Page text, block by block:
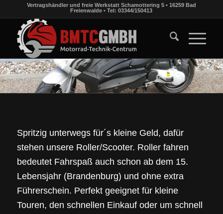
Vertragshändler und freie Werkstatt Schamottering 5 • 16259 Bad
Freienwalde • Tel: 03344/150413
Spritzig unterwegs für´s kleine Geld, dafür
stehen unsere Roller/Scooter. Roller fahren
bedeutet Fahrspaß auch schon ab dem 15.
Lebensjahr (Brandenburg) und ohne extra
Führerschein. Perfekt geeignet für kleine
Touren, den schnellen Einkauf oder um schnell